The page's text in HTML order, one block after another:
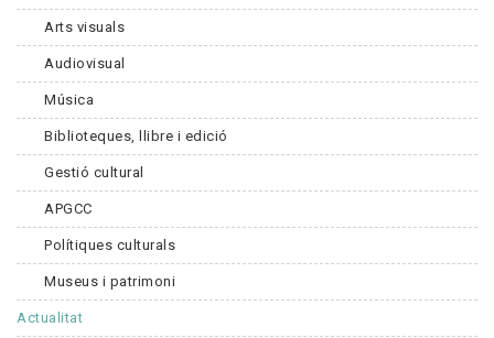
Arts visuals
Audiovisual
Música
Biblioteques, llibre i edició
Gestió cultural
APGCC
Polítiques culturals
Museus i patrimoni
Actualitat